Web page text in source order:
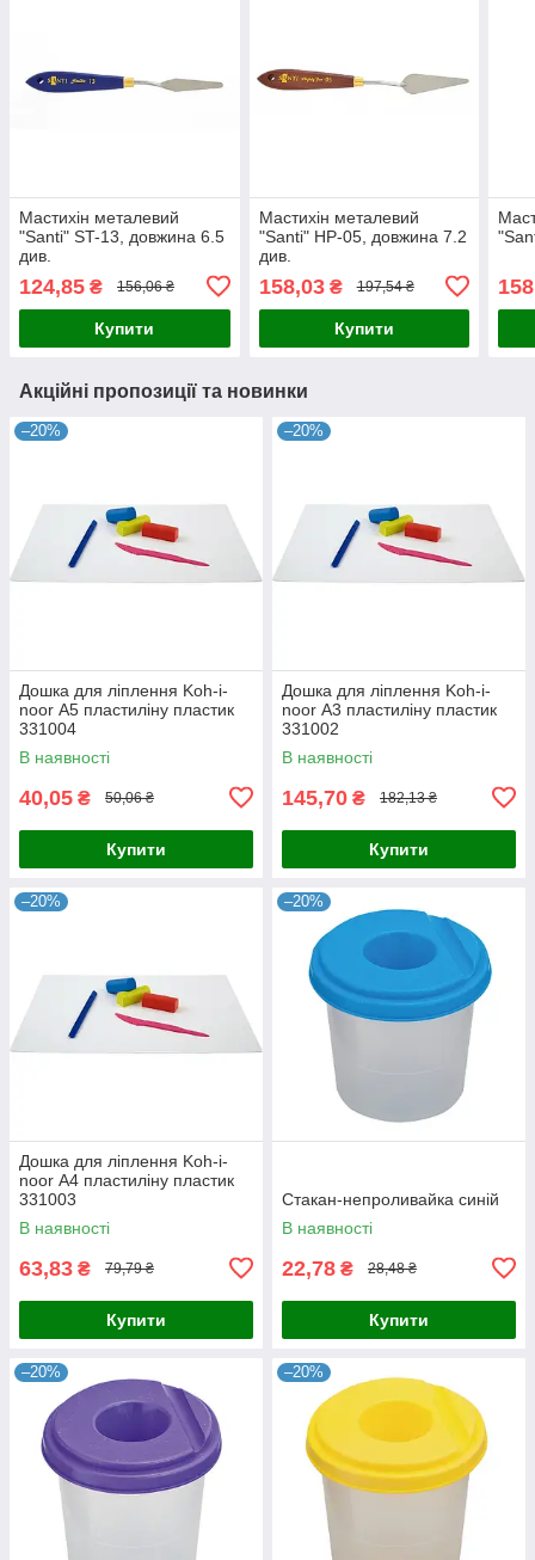
Мастихін металевий
"Santi" ST-13, довжина 6.5
див.
124,85 ₴ 156,06 ₴
Купити
Мастихін металевий
"Santi" HP-05, довжина 7.2
див.
158,03₴ 197,54 ₴
Купити
Акційні пропозиції та новинки
–20%
Дошка для ліплення Koh-i-
noor А5 пластиліну пластик
331004
В наявності
40,05 ₴ 50,06 ₴
Купити
–20%
Дошка для ліплення Koh-i-
noor А3 пластиліну пластик
331002
В наявності
145,70 ₴ 182,13 ₴
Купити
–20%
Дошка для ліплення Koh-i-
noor А4 пластиліну пластик
331003
В наявності
63,83 ₴ 79,79 ₴
Купити
–20%
Стакан-непроливайка синій
В наявності
22,78 ₴ 28,48 ₴
Купити
–20% –20%